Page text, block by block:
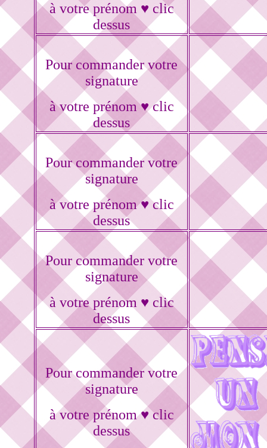
à votre prénom ♥ clic
dessus
Pour commander votre
signature
à votre prénom ♥ clic
dessus
Pour commander votre
signature
à votre prénom ♥ clic
dessus
Pour commander votre
signature
à votre prénom ♥ clic
dessus
Pour commander votre
signature
à votre prénom ♥ clic
dessus